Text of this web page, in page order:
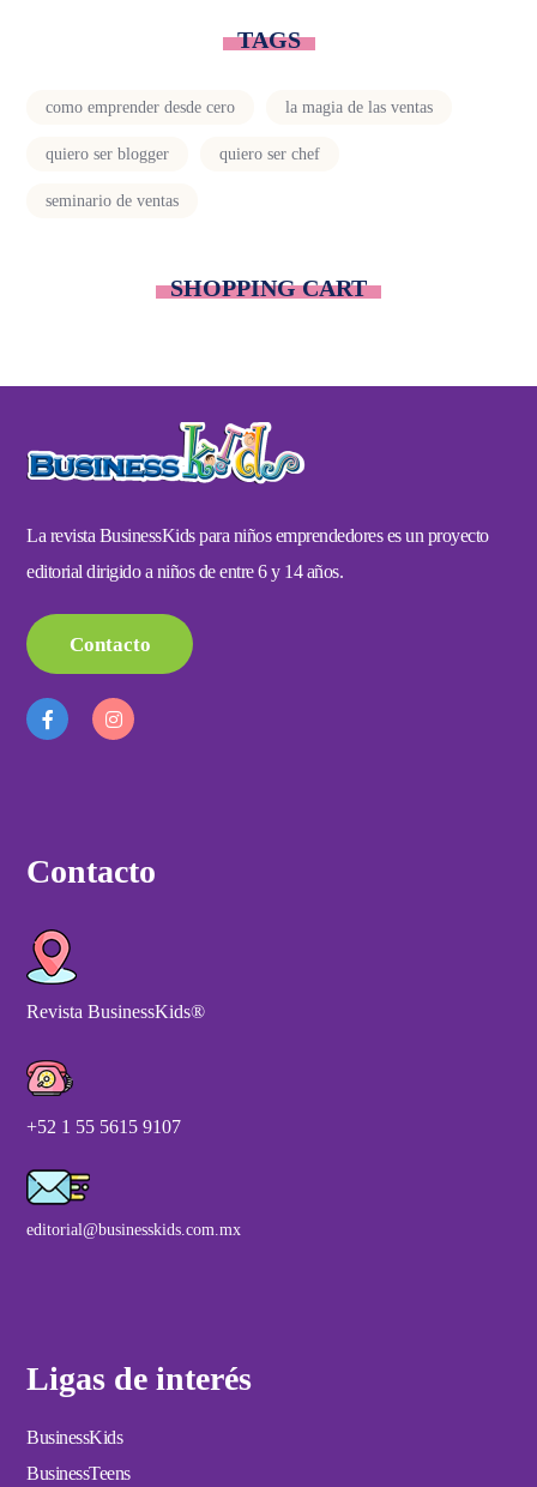
TAGS
como emprender desde cero la magia de las ventas
quiero ser blogger quiero ser chef
seminario de ventas
SHOPPING CART
La revista BusinessKids para niños emprendedores es un proyecto
editorial dirigido a niños de entre 6 y 14 años.
Contacto
Contacto
Revista BusinessKids®
+52 1 55 5615 9107
editorial@businesskids.com.mx
Ligas de interés
BusinessKids
BusinessTeens